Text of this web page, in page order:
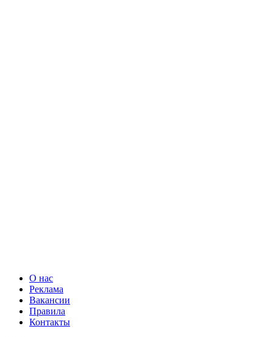
О нас
Реклама
Вакансии
Правила
Контакты